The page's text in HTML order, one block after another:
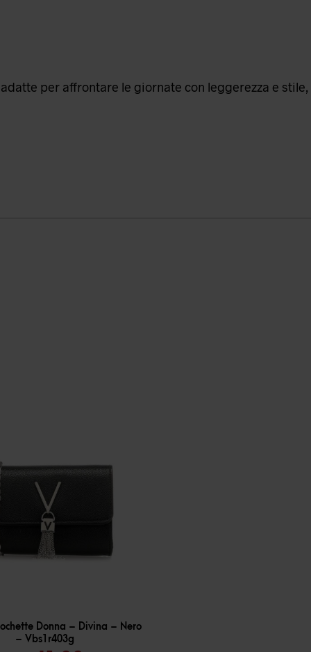
per affrontare le giornate con leggerezza e stile,
Donna – Divina – Nero
– Vbs1r403g